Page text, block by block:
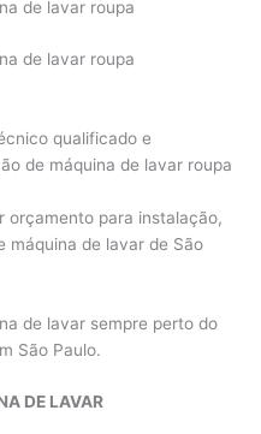
de lavar roupa
de lavar roupa
qualificado e
de máquina de lavar roupa
orçamento para instalação,
máquina de lavar de São
de lavar sempre perto do
São Paulo.
DE LAVAR